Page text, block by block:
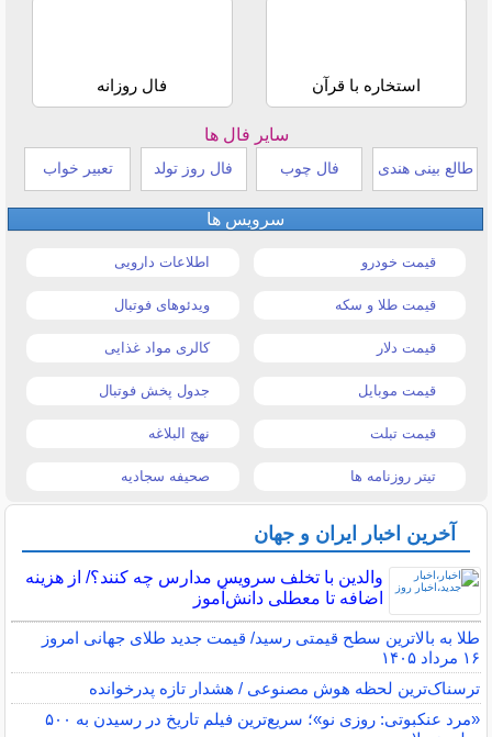
استخاره با قرآن فال روزانه
سایر فال ها
طالع بینی هندی فال چوب فال روز تولد تعبیر خواب
سرویس ها
قیمت خودرو اطلاعات دارویی
قیمت طلا و سکه ویدئوهای فوتبال
قیمت دلار کالری مواد غذایی
قیمت موبایل جدول پخش فوتبال
قیمت تبلت نهج البلاغه
تیتر روزنامه ها صحیفه سجادیه
آخرین اخبار ایران و جهان
والدین با تخلف سرویس مدارس چه کنند؟/ از هزینه
اضافه تا معطلی دانش‌آموز
طلا به بالاترین سطح قیمتی رسید/ قیمت جدید طلای جهانی امروز
۱۶ مرداد ۱۴۰۵
ترسناک‌ترین لحظه هوش مصنوعی / هشدار تازه پدرخوانده
«مرد عنکبوتی: روزی نو»؛ سریع‌ترین فیلم تاریخ در رسیدن به ۵۰۰